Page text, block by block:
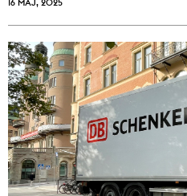
16 MAJ, 2025